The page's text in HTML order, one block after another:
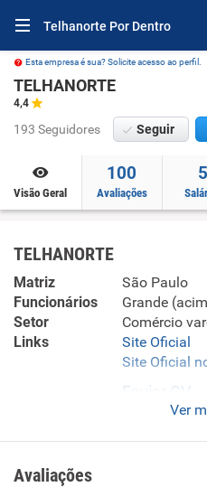
Telhanorte Por Dentro
Esta empresa é sua? Solicite acesso ao perfil.
TELHANORTE
4,4
193 Seguidores Seguir
Visão Geral
100
Avaliações
5
TELHANORTE
Matriz
São Paulo
Funcionários
Grande
Setor
Comércio
Links
Site Oficial
Site Oficial
Enviar CV
Ver
Avaliações